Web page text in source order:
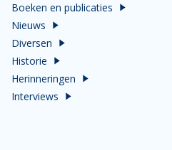
Boeken en publicaties
Nieuws
Diversen
Historie
Herinneringen
Interviews